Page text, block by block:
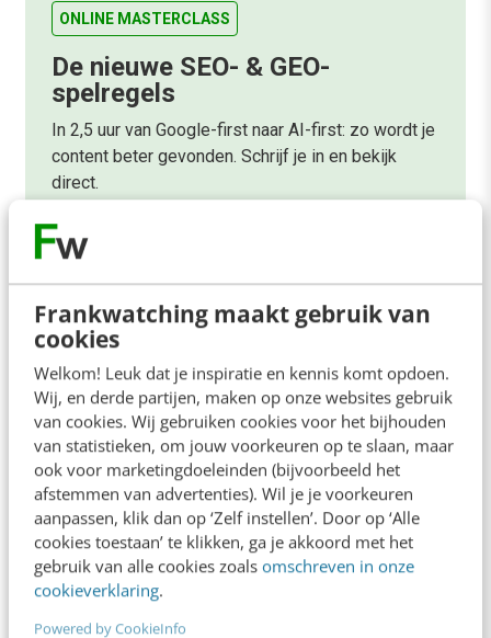
Frankwatching maakt gebruik van
cookies
Welkom! Leuk dat je inspiratie en kennis komt opdoen.
Wij, en derde partijen, maken op onze websites gebruik
van cookies. Wij gebruiken cookies voor het bijhouden
van statistieken, om jouw voorkeuren op te slaan, maar
ook voor marketingdoeleinden (bijvoorbeeld het
afstemmen van advertenties). Wil je je voorkeuren
aanpassen, klik dan op ‘Zelf instellen’. Door op ‘Alle
cookies toestaan’ te klikken, ga je akkoord met het
gebruik van alle cookies zoals omschreven in onze
cookieverklaring.
Powered by CookieInfo
ONLINE MASTERCLASS
De nieuwe SEO- & GEO-
spelregels
In 2,5 uur van Google-first naar AI-first: zo wordt je
content beter gevonden. Schrijf je in en bekijk
direct.
Meer weten
MARKETING
Facebook: het algoritme als poortwachter
voor jouw engagement [onderzoek]
Het is voor ons aantrekkelijk om het sociale
netwerk van Facebook voor te stellen als een
statisch netwerk van bevriende mensen. Maar…
Rogier Brussee· 10 jaar geleden